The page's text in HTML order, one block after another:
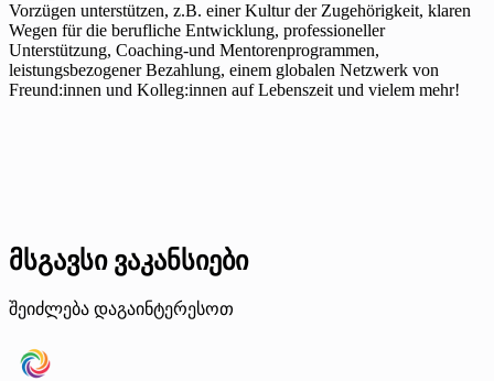
Vorzügen unterstützen, z.B. einer Kultur der Zugehörigkeit, klaren
Wegen für die berufliche Entwicklung, professioneller
Unterstützung, Coaching-und Mentorenprogrammen,
leistungsbezogener Bezahlung, einem globalen Netzwerk von
Freund:innen und Kolleg:innen auf Lebenszeit und vielem mehr!
მსგავსი ვაკანსიები
შეიძლება დაგაინტერესოთ